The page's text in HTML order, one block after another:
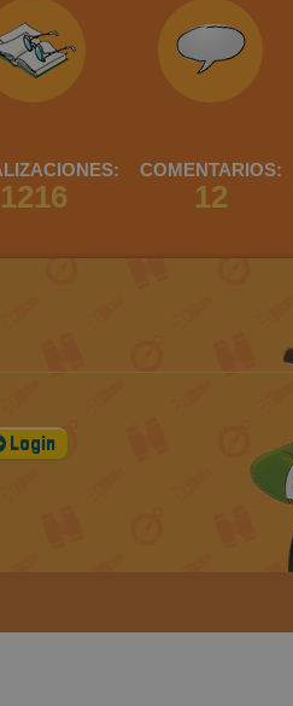
1216
COMENTARIOS:
12
Login